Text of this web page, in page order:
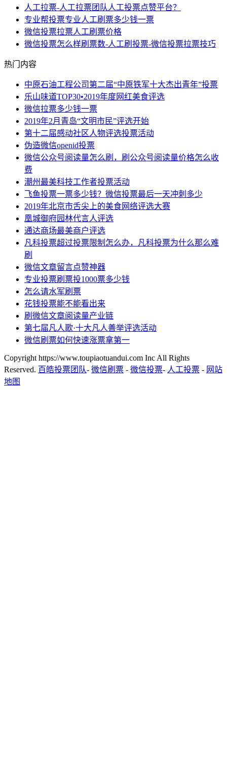
人工拉票-人工拉票团队人工投票点赞平台？
专业帮投票专业人工刷票多少钱一票
微信投票拉票人工刷票价格
微信投票怎么样刷票数-人工刷投票-微信投票拉票技巧
热门内容
中原石油工程公司第二届“中原铁军十大杰出青年”投票
乐山味道TOP30•2019年度网红美食评选
微信拉票多少钱一票
2019年2月青岛“文明市民”评选开始
第十二届感动社区人物评选投票活动
伪造微信openid投票
微信公众号阅读量怎么刷，刷公众号阅读量价格怎么收
费
潮州最美科技工作者投票活动
飞鱼投票一票多少钱？微信投票最后一天冲刺多少
2019年北京市舌尖上的美食网络评选大赛
凰城御府园林代言人评选
通达商场最美商户评选
凡科投票超过投票限制怎么办，凡科投票为什么那么难
刷
微信文章留言点赞神器
专业投票刷票投1000票多少钱
怎么请水军刷票
花钱投票能不能看出来
刷微信文章阅读量产业链
第七届凡人歌·十大凡人善举评选活动
微信刷票如何快速涨票拿第一
Copyright https://www.toupiaotuandui.com Inc All Rights
Reserved. 百皓投票团队- 微信刷票 - 微信投票- 人工投票 - 网站
地图